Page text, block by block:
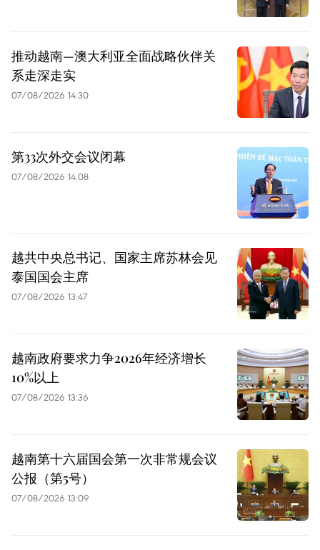
推动越南—澳大利亚全面战略伙伴关
系走深走实
07/08/2026 14:30
第33次外交会议闭幕
07/08/2026 14:08
越共中央总书记、国家主席苏林会见
泰国国会主席
07/08/2026 13:47
越南政府要求力争2026年经济增长
10%以上
07/08/2026 13:36
越南第十六届国会第一次非常规会议
公报（第5号）
07/08/2026 13:09